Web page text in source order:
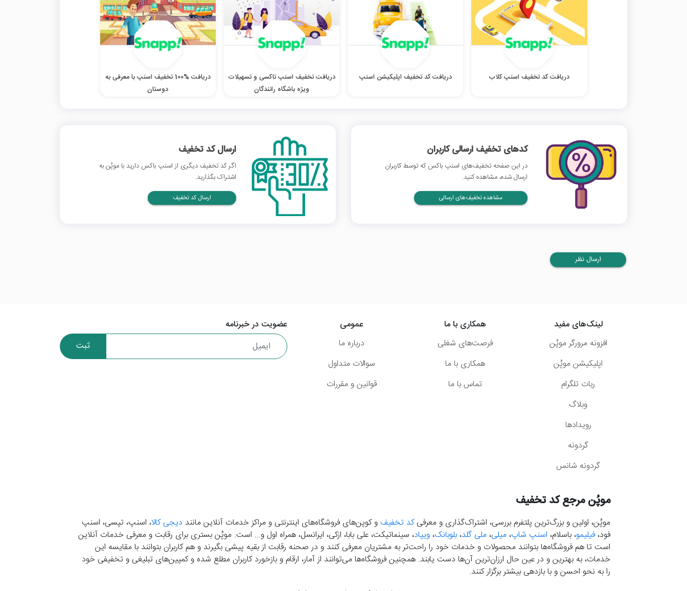
دریافت کد تخفیف اسنپ کلاب دریافت کد تخفیف اپلیکیشن اسنپ
دریافت تخفیف اسنپ تاکسی و تسهیلات
ویژه باشگاه رانندگان
دریافت %100 تخفیف اسنپ با معرفی به
دوستان
کدهای تخفیف ارسالی کاربران
در این صفحه تخفیف‌های اسنپ باکس که توسط کاربران
ارسال شده، مشاهده کنید.
مشاهده تخفیف‌های ارسالی
ارسال کد تخفیف
اگر کد تخفیف دیگری از اسنپ باکس دارید با موپُن به
اشتراک بگذارید.
ارسال کد تخفیف
ارسال نظر
عضویت در خبرنامه
ثبت
لینک‌های مفید
افزونه مرورگر موپُن
اپلیکیشن موپُن
ربات تلگرام
وبلاگ
رویدادها
گردونه
گردونه شانس
همکاری با ما
فرصت‌های شغلی
همکاری با ما
تماس با ما
عمومی
درباره ما
سوالات متداول
قوانین و مقررات
موپُن مرجع کد تخفیف
موپُن، اولین و بزرگ‌ترین پلتفرم بررسی، اشتراک‌گذاری و معرفیکد تخفیفو کوپن‌های فروشگاه‌های اینترنتی و مراکز خدمات آنلاین مانند دیجی کالا، اسنپ، تپسی، اسنپ
فود، فیلیمو، باسلام، اسنپ شاپ، میلی، ملی گلد، بلوبانک، ویپاد، سینماتیکت، علی بابا، ازکی، ایرانسل، همراه اول و... است. موپُن بستری برای رقابت و معرفی خدمات آنلاین
است تا هم فروشگاه‌ها بتوانند محصولات و خدمات خود را راحت‌تر به مشتریان معرفی کنند و در صحنه رقابت از بقیه پیشی بگیرند و هم کاربران بتوانند با مقایسه این
خدمات، به بهترین و در عین حال ارزان‌ترین آن‌ها دست‌ یابند. همچنین فروشگاه‌ها می‌توانند از آمار، ارقام و بازخورد کاربران مطلع شده و کمپین‌های تبلیغی و تخفیفی خود
را به نحو احسن و با بازدهی بیشتر برگزار کنند.